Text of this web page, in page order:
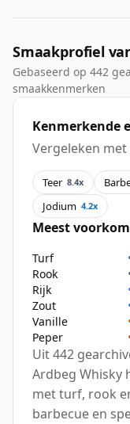
Smaakprofiel
Gebaseerd op 442
smaakkenmerken
Kenmerkende
Vergeleken
Teer 8.4x
Jodium 4.2x
Meest
Turf
Rook
Rijk
Zout
Vanille
Peper
Uit 442
Ardbeg Whisky
met turf, rook
barbecue en